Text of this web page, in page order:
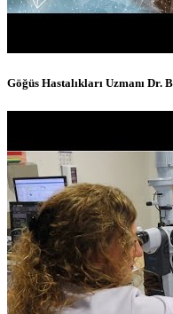
Göğüs Hastalıkları Uzmanı